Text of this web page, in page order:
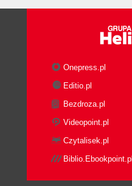
Onepress.pl
Editio.pl
Bezdroza.pl
Videopoint.pl
Czytalisek.pl
Biblio.Ebookpoint.pl